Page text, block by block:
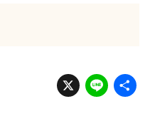
X Li
n